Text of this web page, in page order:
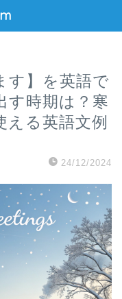
す】を英語で
す時期は？寒
える英語文例
24/12/2024